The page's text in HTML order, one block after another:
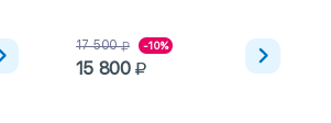
17 500 -10%
15 800